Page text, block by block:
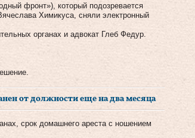
фронт»), который подозревается
Химикуса, сняли электронный
органах и адвокат Глеб Федур.
от должности еще на два месяца
срок домашнего ареста с ношением